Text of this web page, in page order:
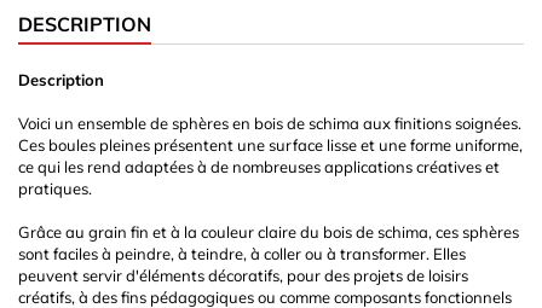
DESCRIPTION
Description
Voici un ensemble de sphères en bois de schima aux finitions soignées.
Ces boules pleines présentent une surface lisse et une forme uniforme,
ce qui les rend adaptées à de nombreuses applications créatives et
pratiques.
Grâce au grain fin et à la couleur claire du bois de schima, ces sphères
sont faciles à peindre, à teindre, à coller ou à transformer. Elles
peuvent servir d'éléments décoratifs, pour des projets de loisirs
créatifs, à des fins pédagogiques ou comme composants fonctionnels